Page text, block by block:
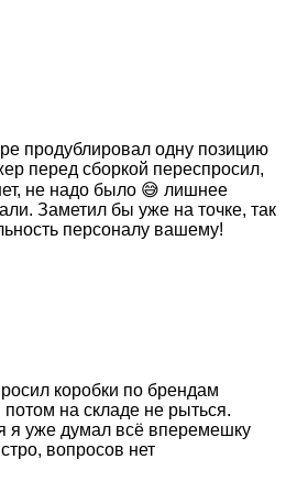
продублировал одну позицию
перед сборкой переспросил,
не надо было 😅 лишнее
Заметил бы уже на точке, так
персоналу вашему!
коробки по брендам
на складе не рыться.
я уже думал всё вперемешку
вопросов нет